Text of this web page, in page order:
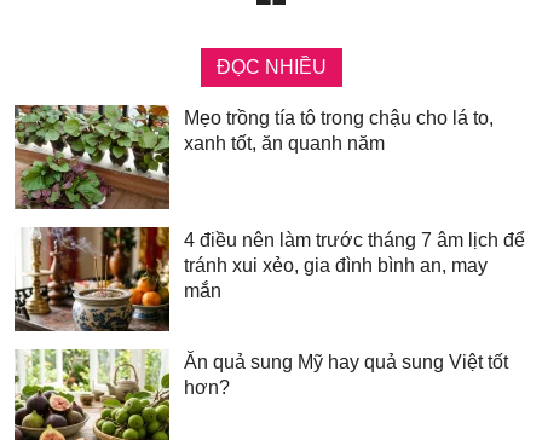
ĐỌC NHIỀU
Mẹo trồng tía tô trong chậu cho lá to,
xanh tốt, ăn quanh năm
4 điều nên làm trước tháng 7 âm lịch để
tránh xui xẻo, gia đình bình an, may
mắn
Ăn quả sung Mỹ hay quả sung Việt tốt
hơn?